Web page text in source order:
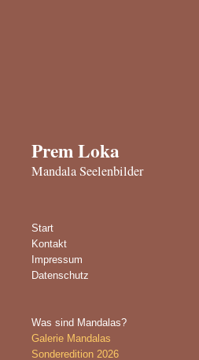
Prem Loka
Mandala Seelenbilder
Start
Kontakt
Impressum
Datenschutz
Was sind Mandalas?
Galerie Mandalas
Sonderedition 2026